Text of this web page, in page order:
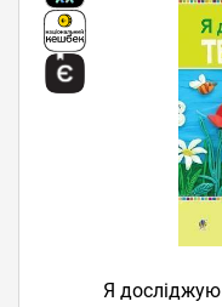
Я досліджую